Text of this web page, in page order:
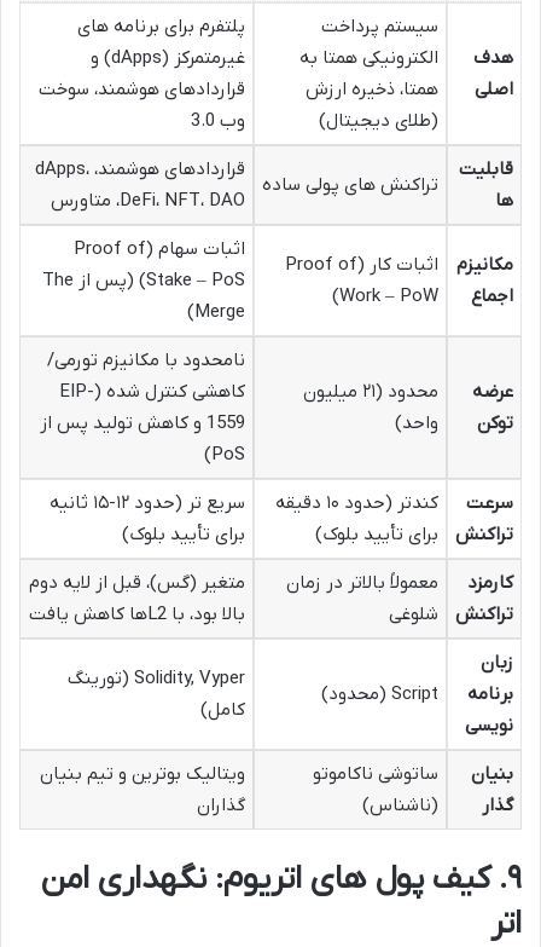
هدف
اصلی
سیستم پرداخت
الکترونیکی همتا به
همتا، ذخیره ارزش
(طلای دیجیتال)
پلتفرم برای برنامه های
غیرمتمرکز (dApps) و
قراردادهای هوشمند، سوخت
وب 3.0
قابلیت
ها
تراکنش های پولی ساده
قراردادهای هوشمند، dApps،
DeFi، NFT، DAO، متاورس
مکانیزم
اجماع
اثبات کار (Proof of
Work – PoW)
اثبات سهام (Proof of
Stake – PoS) (پس از The
Merge)
عرضه
توکن
محدود (۲۱ میلیون
واحد)
نامحدود با مکانیزم تورمی/
کاهشی کنترل شده (EIP-
1559 و کاهش تولید پس از
PoS)
سرعت
تراکنش
کندتر (حدود ۱۰ دقیقه
برای تأیید بلوک)
سریع تر (حدود ۱۲-۱۵ ثانیه
برای تأیید بلوک)
کارمزد
تراکنش
معمولاً بالاتر در زمان
شلوغی
متغیر (گس)، قبل از لایه دوم
بالا بود، با L2ها کاهش یافت
زبان
برنامه
نویسی
Script (محدود)
Solidity, Vyper (تورینگ
کامل)
بنیان
گذار
ساتوشی ناکاموتو
(ناشناس)
ویتالیک بوترین و تیم بنیان
گذاران
۹. کیف پول های اتریوم: نگهداری امن
اتر